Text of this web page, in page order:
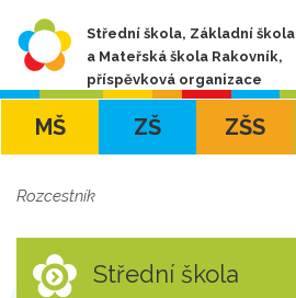
Střední škola, Základní škola
a Mateřská škola Rakovník,
příspěvková organizace
MŠ ZŠ ZŠS
Rozcestník
Střední škola